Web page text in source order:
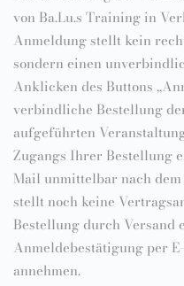
von Ba.Lu.s Training in
Anmeldung stellt kein
sondern einen
Anklicken des Buttons
verbindliche Bestellung
aufgeführten
Zugangs Ihrer Bestellung
Mail unmittelbar nach
stellt noch keine
Bestellung durch Versand
Anmeldebestätigung per
annehmen.